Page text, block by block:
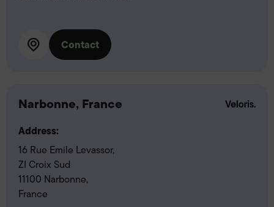
Contact
Narbonne, France
Address:
16 Rue Emile Levassor,
ZI Croix Sud
11100 Narbonne,
France